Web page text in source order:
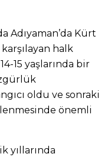
Adıyaman’da Kürt
halk
15 yaşlarında bir
oldu ve sonraki
önemli
yıllarında